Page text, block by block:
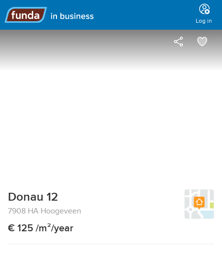
Main
menu
Log in
Donau 12
7908 HA Hoogeveen
€ 125 /m²/year